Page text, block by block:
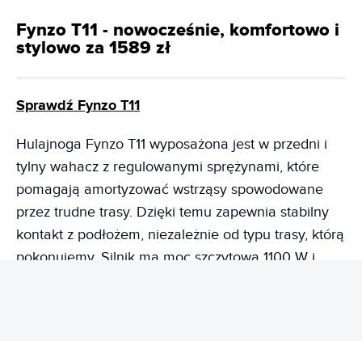
Fynzo T11 - nowocześnie, komfortowo i
stylowo za 1589 zł
Sprawdź Fynzo T11
Hulajnoga Fynzo T11 wyposażona jest w przedni i
tylny wahacz z regulowanymi sprężynami, które
pomagają amortyzować wstrząsy spowodowane
przez trudne trasy. Dzięki temu zapewnia stabilny
kontakt z podłożem, niezależnie od typu trasy, którą
pokonujemy. Silnik ma moc szczytową 1100 W i